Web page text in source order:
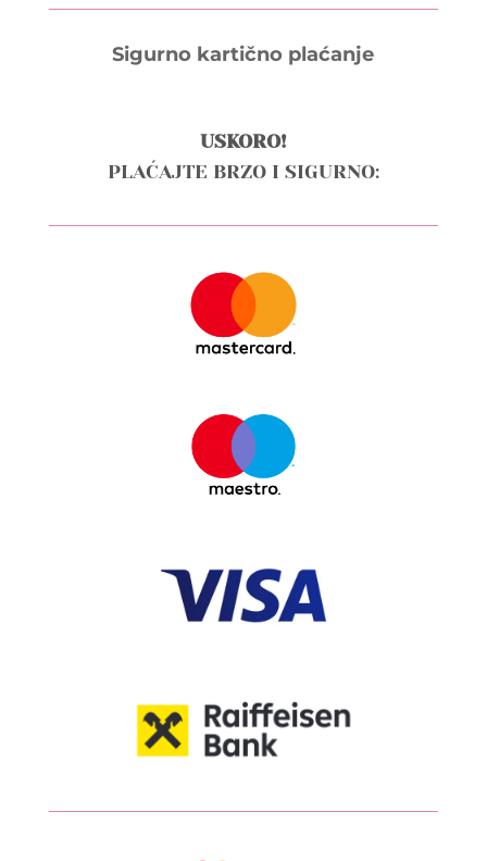
Sigurno kartično plaćanje
USKORO!
PLAĆAJTE BRZO I SIGURNO: